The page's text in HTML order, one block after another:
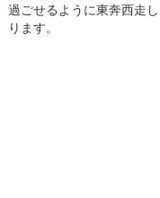
過ごせるように東奔西走
ります。